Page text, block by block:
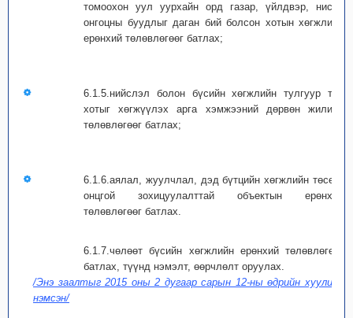
томоохон уул уурхайн орд газар, үйлдвэр, нисэх
онгоцны буудлыг даган бий болсон хотын хөгжлийн
ерөнхий төлөвлөгөөг батлах;
6.1.5.нийслэл болон бүсийн хөгжлийн тулгуур төв
хотыг хөгжүүлэх арга хэмжээний дөрвөн жилийн
төлөвлөгөөг батлах;
6.1.6.аялал, жуулчлал, дэд бүтцийн хөгжлийн төсөл,
онцгой зохицуулалттай объектын ерөнхий
төлөвлөгөөг батлах.
6.1.7.чөлөөт бүсийн хөгжлийн ерөнхий төлөвлөгөөг
батлах, түүнд нэмэлт, өөрчлөлт оруулах.
/Энэ заалтыг 2015 оны 2 дугаар сарын 12-ны өдрийн хуулиар
нэмсэн/